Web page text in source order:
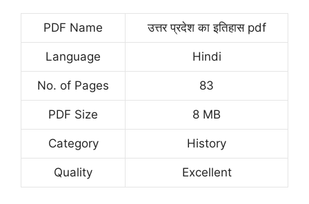
PDF Name उत्तर प्रदेश का इतिहास pdf
Language Hindi
No. of Pages 83
PDF Size 8 MB
Category History
Quality Excellent